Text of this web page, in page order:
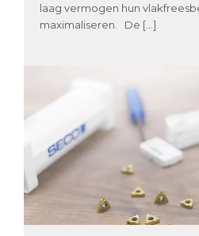
laag vermogen hun
maximaliseren. De […]